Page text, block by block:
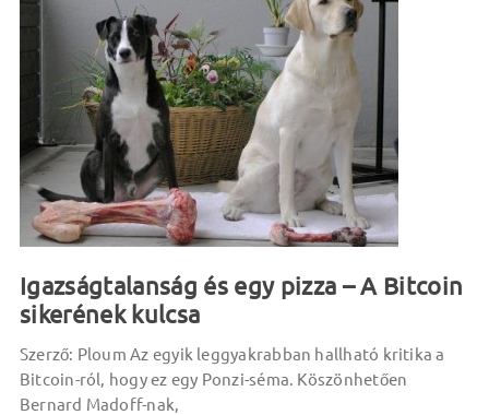
Igazságtalanság és egy pizza – A Bitcoin
sikerének kulcsa
Szerző: Ploum Az egyik leggyakrabban hallható kritika a
Bitcoin-ról, hogy ez egy Ponzi-séma. Köszönhetően
Bernard Madoff-nak,